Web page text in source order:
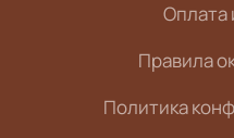
Оплата
Правила
Политика